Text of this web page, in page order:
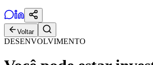
Voltar
DESENVOLVIMENTO